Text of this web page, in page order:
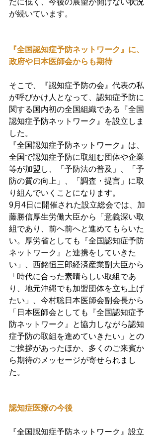
だに低く、今後の展望が開けない状況
が続いています。
『全国認知症予防ネットワーク』に、
政府や日本医師会からも期待
そこで、『認知症予防の会』代表の私
が呼びかけ人となって、認知症予防に
関する国内初の全国組織である『全国
認知症予防ネットワーク』を設立しま
した。
『全国認知症予防ネットワーク』は、
全国で認知症予防に取組む団体や企業
等が加盟し、「予防法の普及」、「予
防の質の向上」、「調査・提言」に取
り組んでいくことになります。
9月4日に開催された設立総会では、加
藤勝信厚生労働大臣から「意義深い取
組であり、前へ前へと進めてもらいた
い。厚労省としても『全国認知症予防
ネットワーク』と連携をしていきた
い」、西銘恒三郎経済産業副大臣から
「時代に合った素晴らしい取組であ
り、地元沖縄でも加盟団体を立ち上げ
たい」、今村聡日本医師会副会長から
「日本医師会としても『全国認知症予
防ネットワーク』と協力しながら認知
症予防の取組を進めていきたい」との
ご挨拶があったほか、多くのご来賓か
ら期待のメッセージが寄せられまし
た。
認知症医療の今後
『全国認知症予防ネットワーク』設立